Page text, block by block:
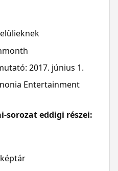
2017. június 1.
Entertainment
sorozat eddigi részei: